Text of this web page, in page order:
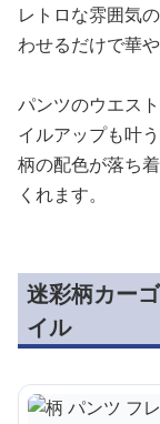
レトロな雰囲気
わせるだけで華
パンツのウエス
イルアップも叶
柄の配色が落ち
くれます。
迷彩柄カー
イル